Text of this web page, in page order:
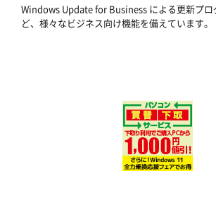
Windows Update for Business による更新プロ
ど、様々なビジネス向け機能を備えています。